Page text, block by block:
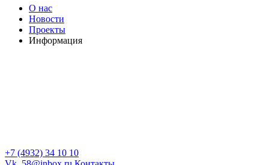
О нас
Новости
Проекты
Информация
+7 (4932) 34 10 10